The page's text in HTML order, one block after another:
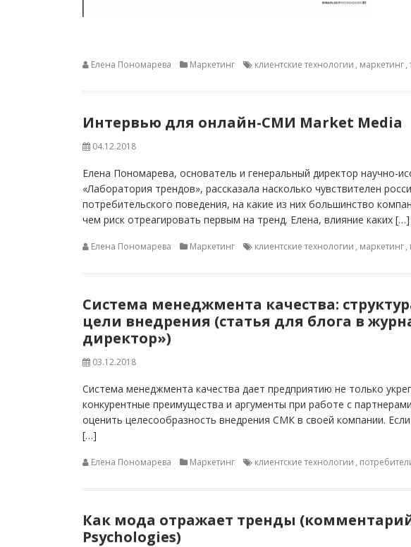
Елена Пономарева Маркетинг клиентские технологии , маркетинг,
Интервью для онлайн-СМИ Market Media
04.12.2018
Елена Пономарева, основатель и генеральный директор научно-
«Лаборатория трендов», рассказала насколько чувствителен
потребительского поведения, на какие из них большинство
чем риск отреагировать первым на тренд. Елена, влияние каких […]
Елена Пономарева Маркетинг клиентские технологии , маркетинг,
Система менеджмента качества:
цели внедрения (статья для блога в
директор»)
03.12.2018
Система менеджмента качества дает предприятию не только
конкурентные преимущества и аргументы при работе с
оценить целесообразность внедрения СМК в своей компании.
[…]
Елена Пономарева Маркетинг клиентские технологии ,
Как мода отражает тренды
Psуchologies)